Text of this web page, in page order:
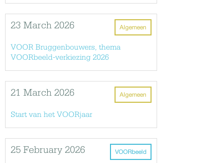
Algemeen
23 March 2026
VOOR Bruggenbouwers, thema
VOORbeeld-verkiezing 2026
Algemeen
21 March 2026
Start van het VOORjaar
VOORbeeld
25 February 2026